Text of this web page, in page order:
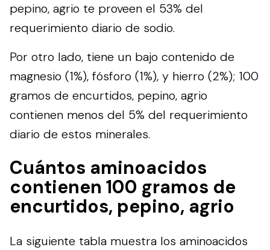
pepino, agrio te proveen el 53% del
requerimiento diario de sodio.
Por otro lado, tiene un bajo contenido de
magnesio (1%), fósforo (1%), y hierro (2%); 100
gramos de encurtidos, pepino, agrio
contienen menos del 5% del requerimiento
diario de estos minerales.
Cuántos aminoacidos
contienen 100 gramos de
encurtidos, pepino, agrio
La siguiente tabla muestra los aminoacidos